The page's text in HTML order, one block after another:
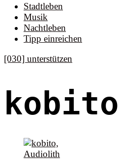
Stadtleben
Musik
Nachtleben
Tipp einreichen
[030] unterstützen
kobito